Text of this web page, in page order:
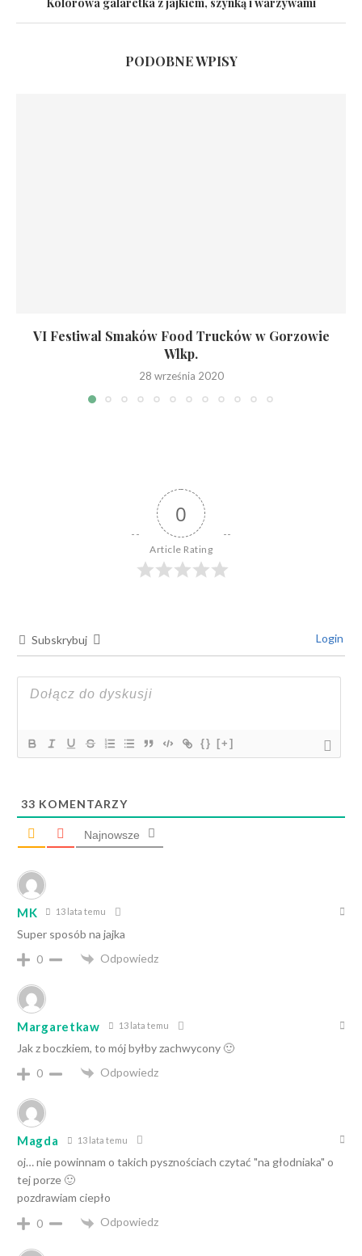
PODOBNE WPISY
VI Festiwal Smaków Food Trucków w Gorzowie
Wlkp.
28 września 2020
0
Article Rating
Subskrybuj Login
{} [+]
33 KOMENTARZY
Najnowsze
MK 13 lata temu
Super sposób na jajka
0
Odpowiedz
Margaretkaw 13 lata temu
Jak z boczkiem, to mój byłby zachwycony 🙂
0
Odpowiedz
Magda 13 lata temu
oj… nie powinnam o takich pysznościach czytać "na głodniaka" o
tej porze 🙂
pozdrawiam ciepło
0
Odpowiedz